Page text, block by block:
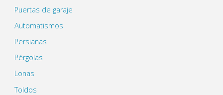
Puertas de garaje
Automatismos
Persianas
Pérgolas
Lonas
Toldos